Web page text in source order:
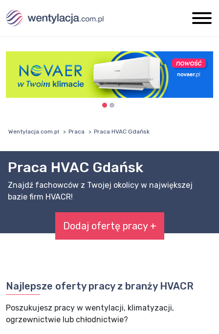
Wentylacja.com.pl Praca Praca HVAC Gdańsk
Praca HVAC Gdańsk
Znajdź fachowców z Twojej okolicy w największej
bazie firm HVACR!
Dodaj ofertę pracy +
Najlepsze oferty pracy z branży HVACR
Poszukujesz pracy w wentylacji, klimatyzacji,
ogrzewnictwie lub chłodnictwie?